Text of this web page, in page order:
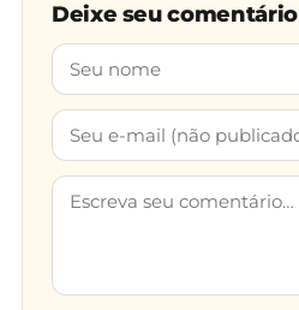
Deixe seu comentário